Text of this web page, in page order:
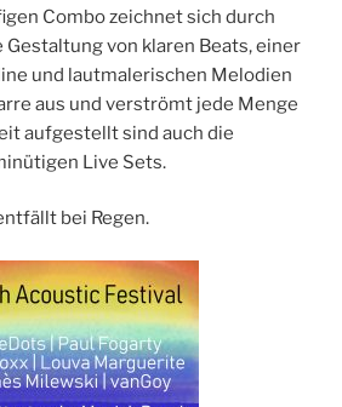
Combo zeichnet sich durch
von klaren Beats, einer
und lautmalerischen Melodien
aus und verströmt jede Menge
aufgestellt sind auch die
Live Sets.
bei Regen.